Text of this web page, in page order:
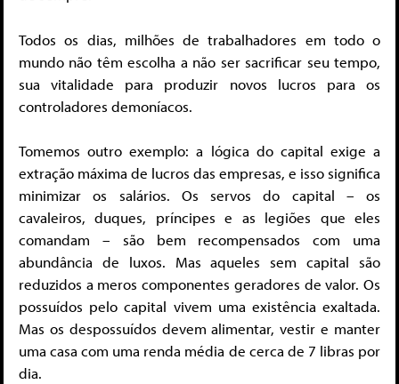
Todos os dias, milhões de trabalhadores em todo o
mundo não têm escolha a não ser sacrificar seu tempo,
sua vitalidade para produzir novos lucros para os
controladores demoníacos.
Tomemos outro exemplo: a lógica do capital exige a
extração máxima de lucros das empresas, e isso significa
minimizar os salários. Os servos do capital – os
cavaleiros, duques, príncipes e as legiões que eles
comandam – são bem recompensados ​​com uma
abundância de luxos. Mas aqueles sem capital são
reduzidos a meros componentes geradores de valor. Os
possuídos pelo capital vivem uma existência exaltada.
Mas os despossuídos devem alimentar, vestir e manter
uma casa com uma renda média de cerca de 7 libras por
dia.